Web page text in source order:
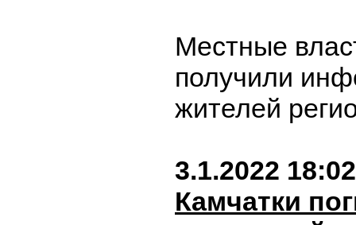
Местные
получили
жителей
3.1.2022 18:02
Камчатки